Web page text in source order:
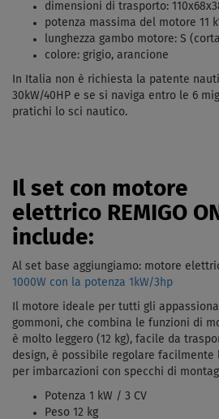
dimensioni di trasporto:
potenza massima del motore 11
lunghezza gambo motore: S
colore: grigio, arancione
In Italia non è richiesta la patente
30kW/40HP e se si naviga entro le 6
pratichi lo sci nautico.
Il set con motore
elettrico REMIGO
include:
Al set base aggiungiamo: motore
1000W con la potenza 1kW/3hp
Il motore ideale per tutti gli
gommoni, che combina le funzioni di
è molto leggero (12 kg), facile da
design, è possibile regolare facilmente
per imbarcazioni con specchi di
Potenza 1 kW / 3 CV
Peso 12 kg